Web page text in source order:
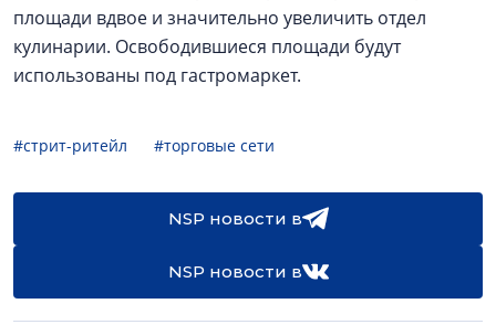
площади вдвое и значительно увеличить отдел
кулинарии. Освободившиеся площади будут
использованы под гастромаркет.
#стрит-ритейл #торговые сети
NSP новости в
NSP новости в